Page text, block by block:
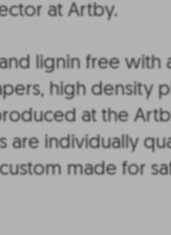
at Artby.
lignin free with
high density
at the
are individually
made for